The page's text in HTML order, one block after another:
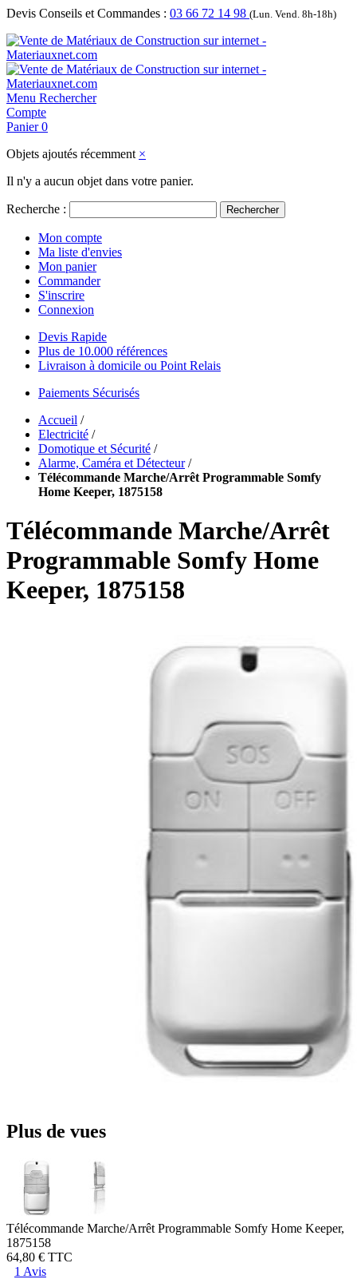
Devis Conseils et Commandes : 03 66 72 14 98 (Lun. Vend. 8h-18h)
Menu Rechercher
Compte
Panier 0
Objets ajoutés récemment ×
Il n'y a aucun objet dans votre panier.
Recherche : Rechercher
Mon compte
Ma liste d'envies
Mon panier
Commander
S'inscrire
Connexion
Devis Rapide
Plus de 10.000 références
Livraison à domicile ou Point Relais
Paiements Sécurisés
Accueil /
Electricité /
Domotique et Sécurité /
Alarme, Caméra et Détecteur /
Télécommande Marche/Arrêt Programmable Somfy
Home Keeper, 1875158
Télécommande Marche/Arrêt
Programmable Somfy Home
Keeper, 1875158
Plus de vues
Télécommande Marche/Arrêt Programmable Somfy Home Keeper,
1875158
64,80 € TTC
1 Avis